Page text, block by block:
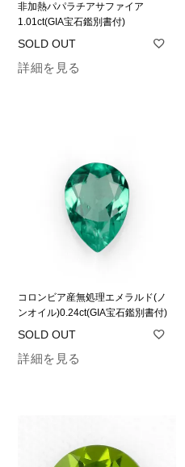
非加熱パパラチアサファイア
1.01ct(GIA宝石鑑別書付)
詳細を見る
コロンビア産無処理エメラルド(ノ
ンオイル)0.24ct(GIA宝石鑑別書付)
詳細を見る